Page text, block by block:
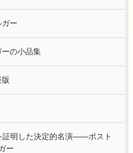
ー
の小品集
証明した決定的名演――ボスト
ー